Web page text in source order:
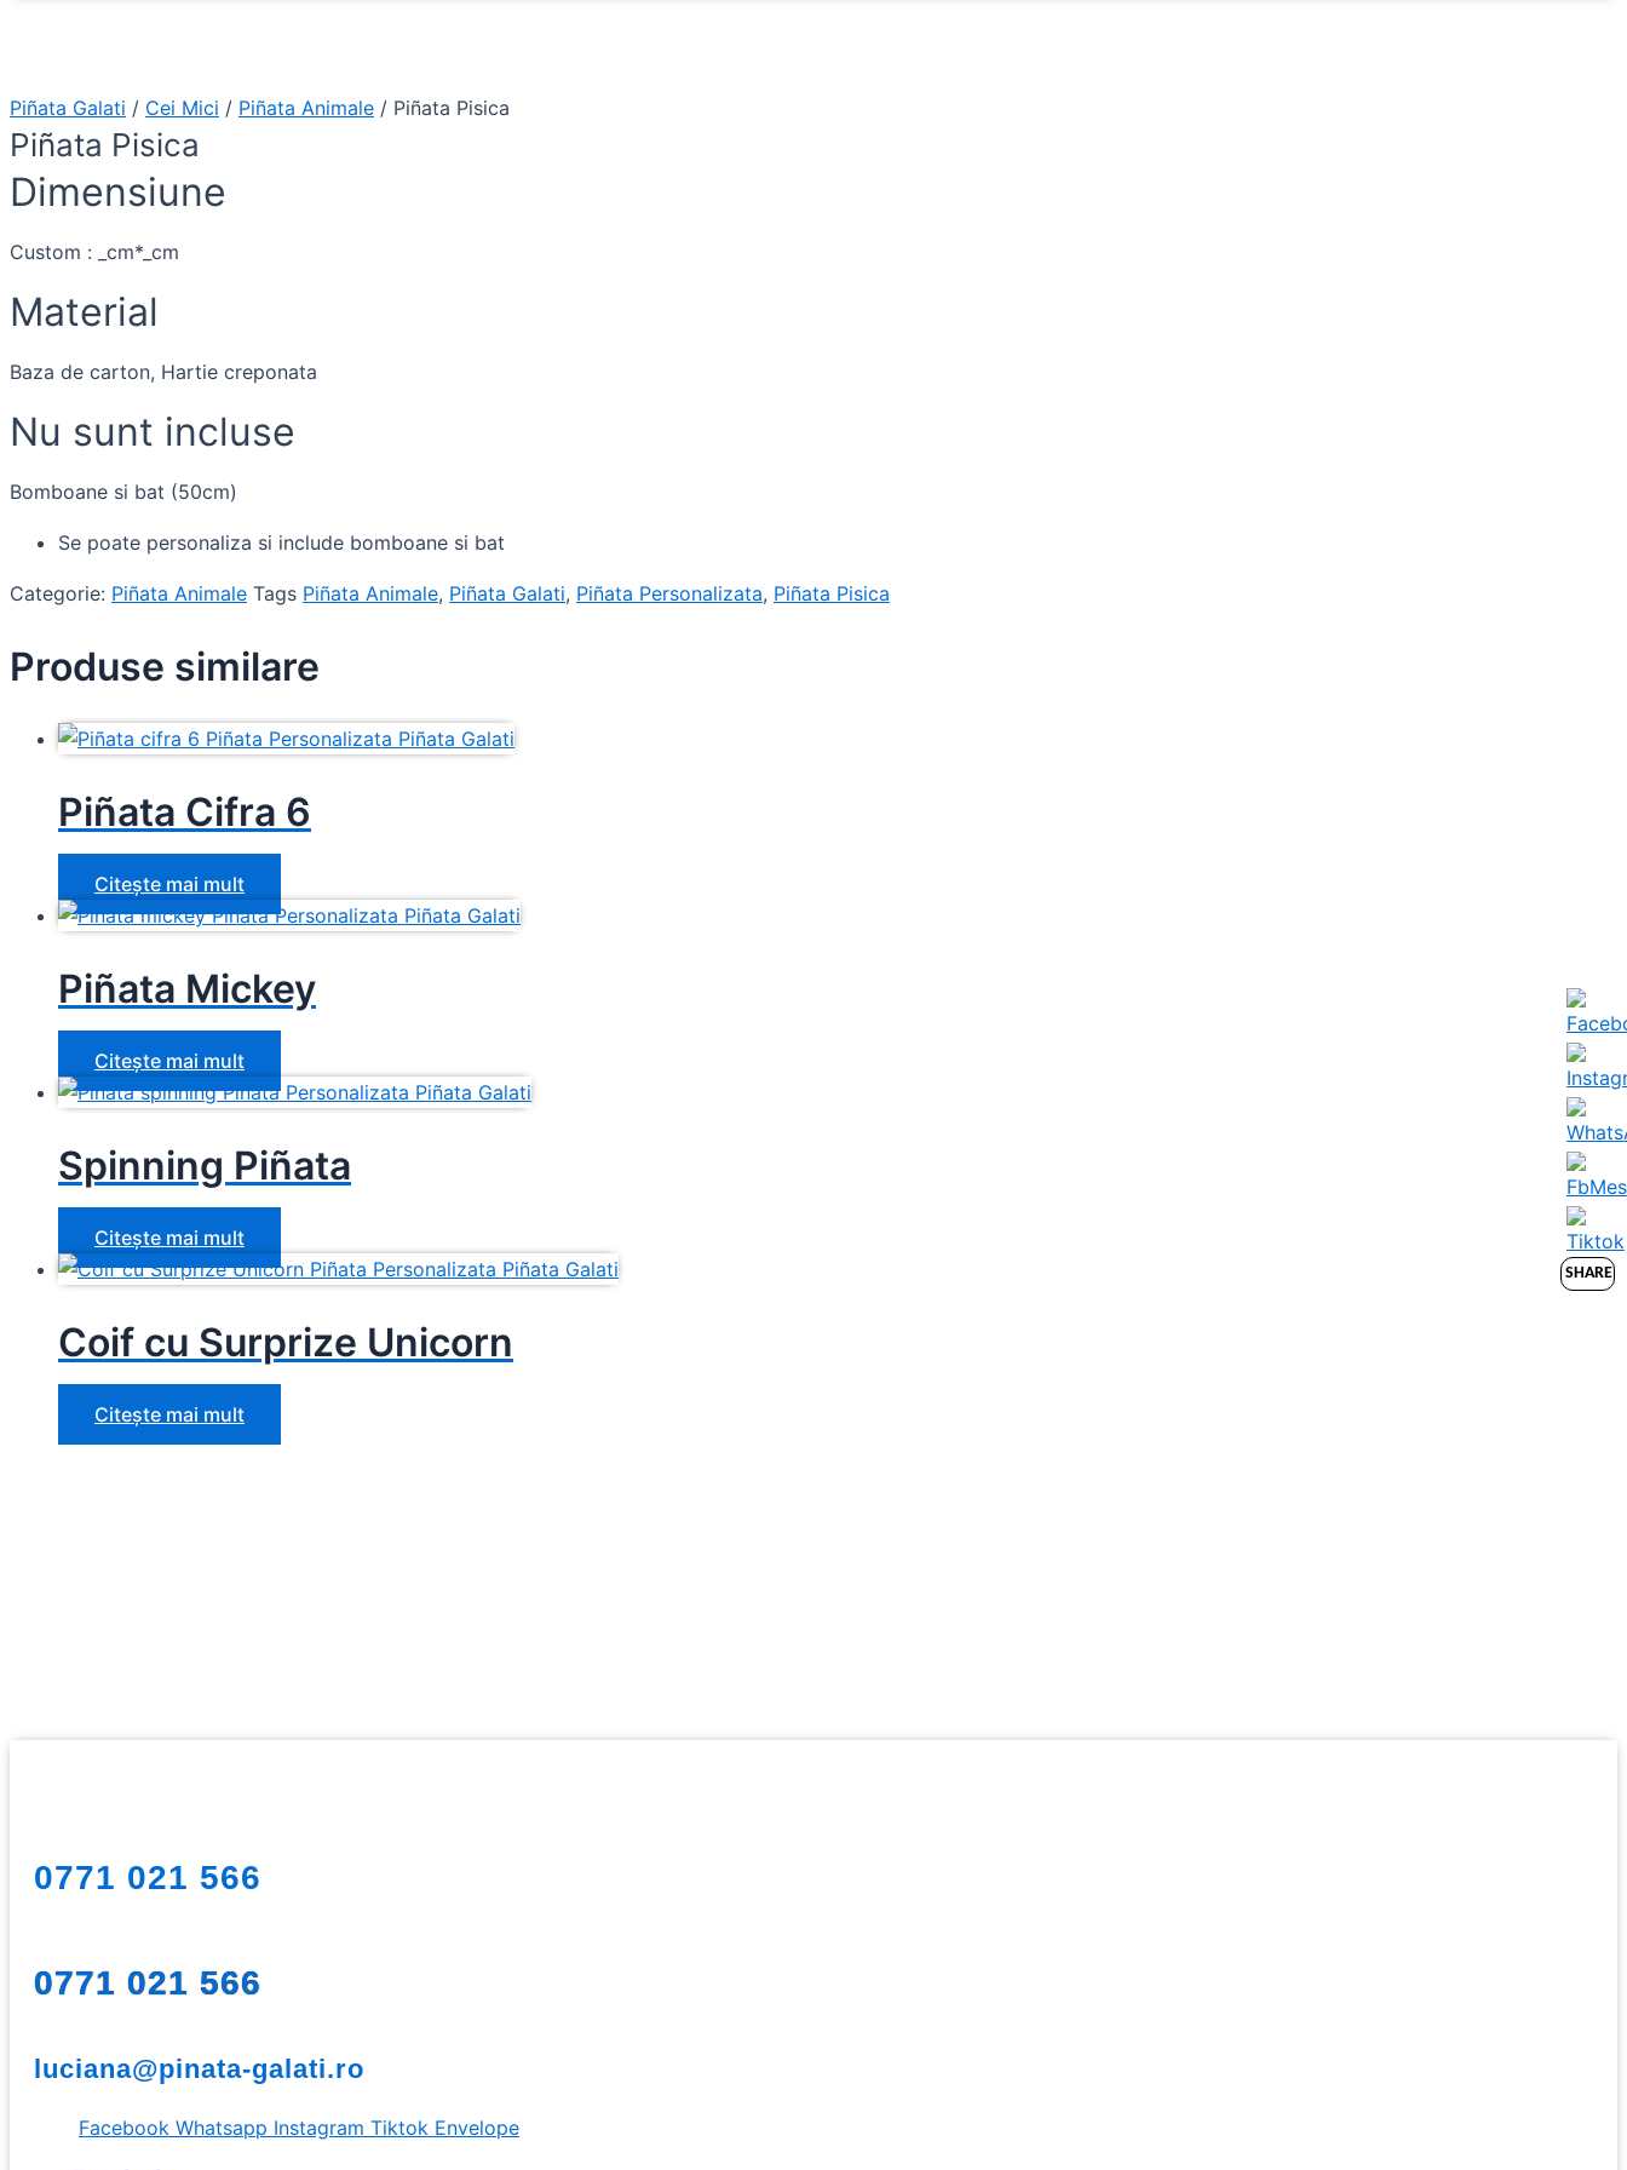
Piñata Galati / Cei Mici / Piñata Animale / Piñata Pisica
Piñata Pisica
Dimensiune
Custom : _cm*_cm
Material
Baza de carton, Hartie creponata
Nu sunt incluse
Bomboane si bat (50cm)
Se poate personaliza si include bomboane si bat
Categorie: Piñata Animale Tags Piñata Animale, Piñata Galati, Piñata Personalizata, Piñata Pisica
Produse similare
Piñata Cifra 6
Citește mai mult
Piñata Mickey
Citește mai mult
Spinning Piñata
Citește mai mult
Coif cu Surprize Unicorn
Citește mai mult
0771 021 566
0771 021 566
luciana@pinata-galati.ro
Facebook Whatsapp Instagram Tiktok Envelope